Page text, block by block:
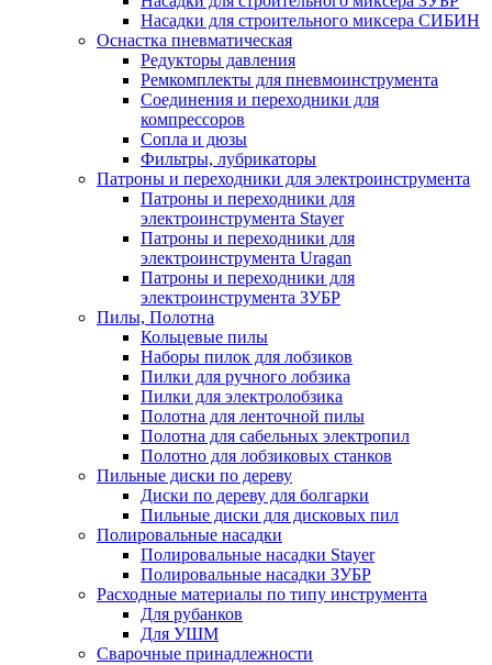
Насадки для строительного миксера СИБИН
Оснастка пневматическая
Редукторы давления
Ремкомплекты для пневмоинструмента
Соединения и переходники для
компрессоров
Сопла и дюзы
Фильтры, лубрикаторы
Патроны и переходники для электроинструмента
Патроны и переходники для
электроинструмента Stayer
Патроны и переходники для
электроинструмента Uragan
Патроны и переходники для
электроинструмента ЗУБР
Пилы, Полотна
Кольцевые пилы
Наборы пилок для лобзиков
Пилки для ручного лобзика
Пилки для электролобзика
Полотна для ленточной пилы
Полотна для сабельных электропил
Полотно для лобзиковых станков
Пильные диски по дереву
Диски по дереву для болгарки
Пильные диски для дисковых пил
Полировальные насадки
Полировальные насадки Stayer
Полировальные насадки ЗУБР
Расходные материалы по типу инструмента
Для рубанков
Для УШМ
Сварочные принадлежности